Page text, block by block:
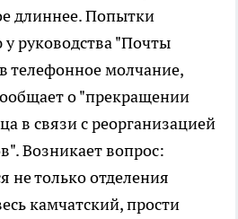
длиннее. Попытки
руководства "Почты
телефонное молчание,
о "прекращении
в связи с реорганизацией
Возникает вопрос:
не только отделения
камчатский, прости